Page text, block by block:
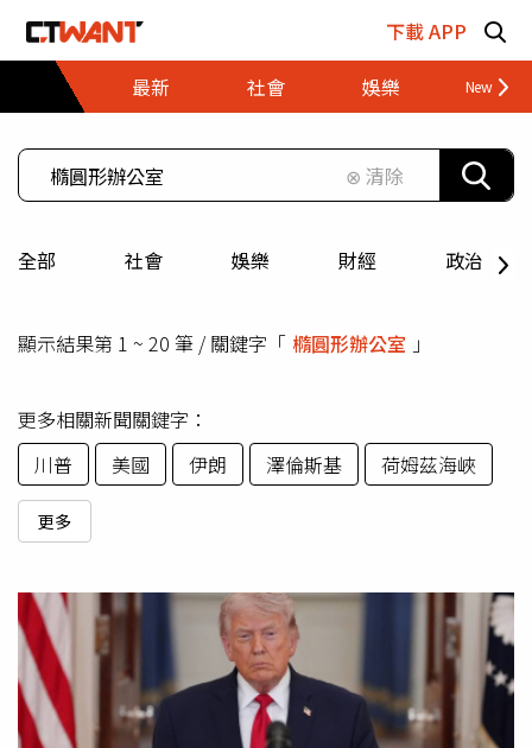
下載 APP
最新
社會 娛樂 財經
⊗ 清除
全部 社會 娛樂 財經 政治
顯示結果第 1 ~ 20 筆 / 關鍵字「 橢圓形辦公室 」
更多相關新聞關鍵字：
川普
美國 伊朗 澤倫斯基 荷姆茲海峽
更多